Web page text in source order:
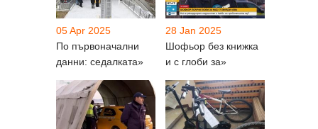
05 Apr 2025
По първоначални
данни: седалката»
28 Jan 2025
Шофьор без книжка
и с глоби за»